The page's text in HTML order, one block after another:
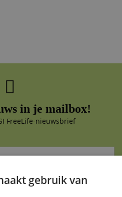
in je mailbox!
FreeLife-nieuwsbrief
niet gedeeld met anderen
gebruik van